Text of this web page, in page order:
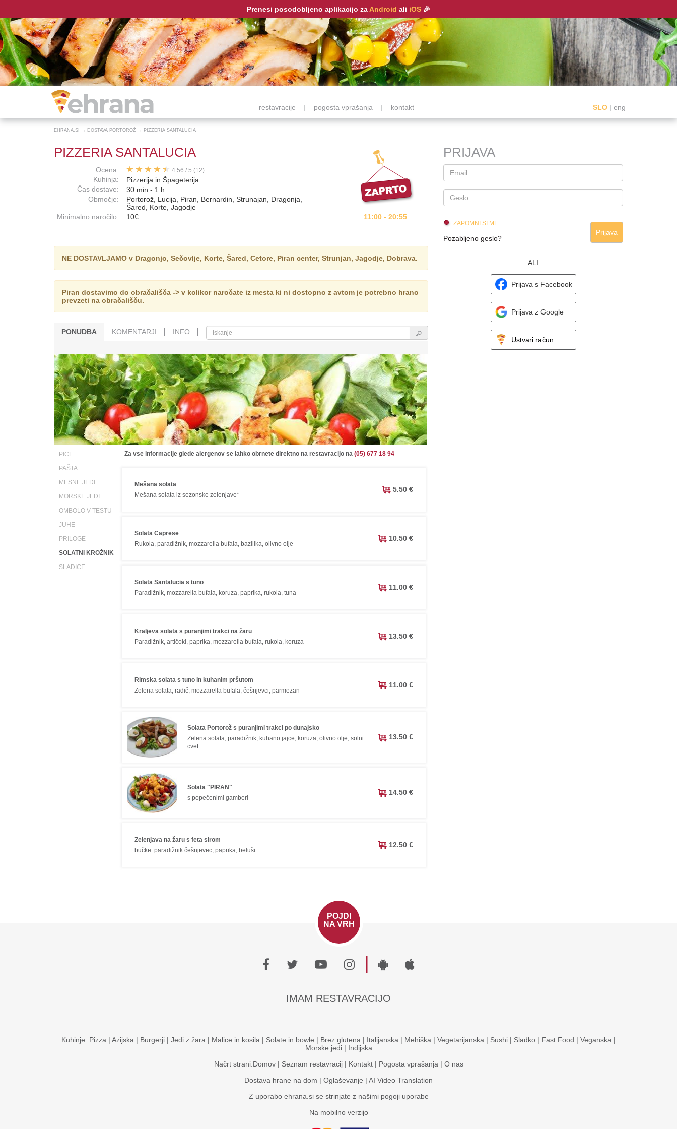
Prenesi posodobljeno aplikacijo za Android ali iOS 🎉
restavracije | pogosta vprašanja | kontakt SLO | eng
EHRANA.SI → DOSTAVA PORTOROŽ → PIZZERIA SANTALUCIA
11:00 - 20:55
PIZZERIA SANTALUCIA
Ocena:
Kuhinja:
Čas dostave:
4.56 /5 (12)
Pizzerija in Špageterija
30 min - 1 h
Območje:
Portorož, Lucija, Piran, Bernardin, Strunajan, Dragonja,
Šared, Korte, Jagodje
Minimalno naročilo:
10€
NE DOSTAVLJAMO v Dragonjo, Sečovlje, Korte, Šared, Cetore, Piran center, Strunjan, Jagodje, Dobrava.
Piran dostavimo do obračališča -> v kolikor naročate iz mesta ki ni dostopno z avtom je potrebno hrano
prevzeti na obračališču.
PONUDBA KOMENTARJI INFO
PICE
PAŠTA
MESNE JEDI
MORSKE JEDI
OMBOLO V TESTU
JUHE
PRILOGE
SOLATNI KROŽNIK
SLADICE
Za vse informacije glede alergenov se lahko obrnete direktno na restavracijo na (05) 677 18 94
Mešana solata
Mešana solata iz sezonske zelenjave*
5.50 €
Solata Caprese
Rukola, paradižnik, mozzarella bufala, bazilika, olivno olje
10.50 €
Solata Santalucia s tuno
Paradižnik, mozzarella bufala, koruza, paprika, rukola, tuna
11.00 €
Kraljeva solata s puranjimi trakci na žaru
Paradižnik, artičoki, paprika, mozzarella bufala, rukola, koruza
13.50 €
Rimska solata s tuno in kuhanim pršutom
Zelena solata, radič, mozzarella bufala, češnjevci, parmezan
11.00 €
Solata Portorož s puranjimi trakci po dunajsko
Zelena solata, paradižnik, kuhano jajce, koruza, olivno olje, solni
cvet
13.50 €
Solata "PIRAN"
s popečenimi gamberi
14.50 €
Zelenjava na žaru s feta sirom
bučke. paradižnik češnjevec, paprika, beluši
12.50 €
PRIJAVA
ZAPOMNI SI ME
Pozabljeno geslo?
Prijava
ALI
Prijava s Facebook
Prijava z Google
Ustvari račun
POJDI
NA VRH
|
IMAM RESTAVRACIJO
Kuhinje: Pizza | Azijska | Burgerji | Jedi z žara | Malice in kosila | Solate in bowle | Brez glutena | Italijanska | Mehiška | Vegetarijanska | Sushi | Sladko | Fast Food | Veganska |
Morske jedi| Indijska
Načrt strani:Domov| Seznam restavracij| Kontakt| Pogosta vprašanja | O nas
Dostava hrane na dom | Oglaševanje | AI Video Translation
Z uporabo ehrana.si se strinjate z našimi pogoji uporabe
Na mobilno verzijo